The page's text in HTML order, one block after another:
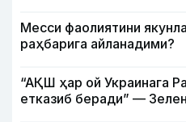
Месси фаолиятини
раҳбарига айланадими?
“АҚШ ҳар ой Украинага
етказиб беради” —